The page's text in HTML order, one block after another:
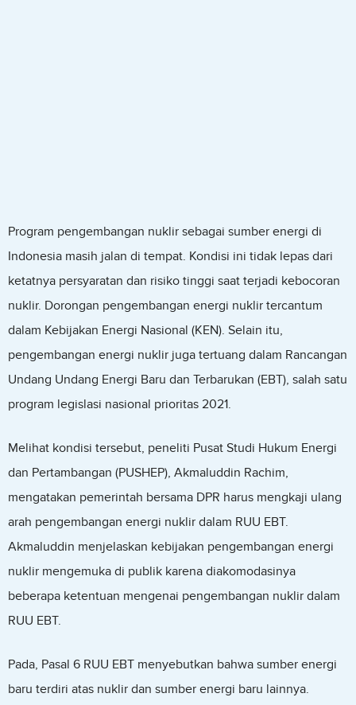
Program pengembangan nuklir sebagai sumber energi di
Indonesia masih jalan di tempat. Kondisi ini tidak lepas dari
ketatnya persyaratan dan risiko tinggi saat terjadi kebocoran
nuklir. Dorongan pengembangan energi nuklir tercantum
dalam Kebijakan Energi Nasional (KEN). Selain itu,
pengembangan energi nuklir juga tertuang dalam Rancangan
Undang Undang Energi Baru dan Terbarukan (EBT), salah satu
program legislasi nasional prioritas 2021.
Melihat kondisi tersebut, peneliti Pusat Studi Hukum Energi
dan Pertambangan (PUSHEP), Akmaluddin Rachim,
mengatakan pemerintah bersama DPR harus mengkaji ulang
arah pengembangan energi nuklir dalam RUU EBT.
Akmaluddin menjelaskan kebijakan pengembangan energi
nuklir mengemuka di publik karena diakomodasinya
beberapa ketentuan mengenai pengembangan nuklir dalam
RUU EBT.
Pada, Pasal 6 RUU EBT menyebutkan bahwa sumber energi
baru terdiri atas nuklir dan sumber energi baru lainnya.